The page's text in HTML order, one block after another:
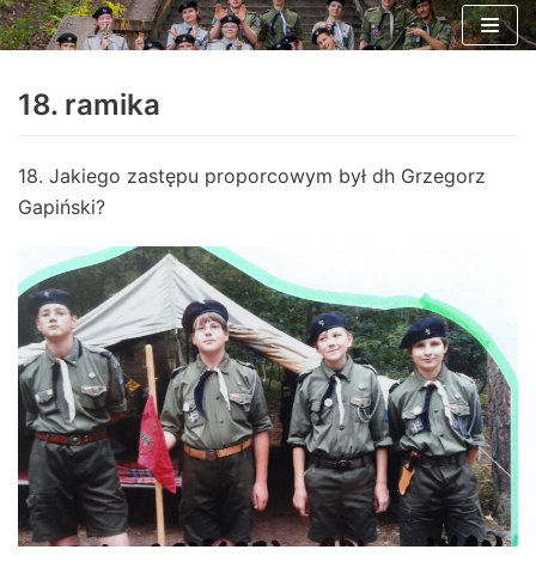
do
18. ramika
18. Jakiego zastępu proporcowym był dh Grzegorz
Gapiński?